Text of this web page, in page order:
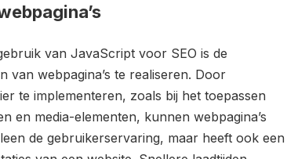
van JavaScript voor SEO is de
van webpagina’s te realiseren. Door
te implementeren, zoals bij het toepassen
en media-elementen, kunnen webpagina’s
de gebruikerservaring, maar heeft ook een